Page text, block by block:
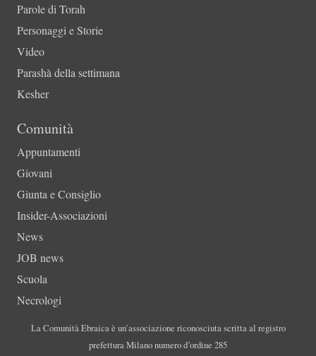
Parole di Torah
Personaggi e Storie
Video
Parashà della settimana
Kesher
Comunità
Appuntamenti
Giovani
Giunta e Consiglio
Insider-Associazioni
News
JOB news
Scuola
Necrologi
La Comunità Ebraica è un’associazione riconosciuta scritta al registro
prefettura Milano numero d’ordine 285